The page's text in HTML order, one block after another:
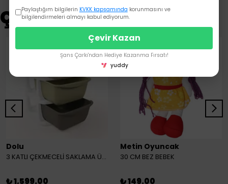
Çok Satanlar
Dolu
3 KATLI ÇEKMECELİ SAKLAMA ÜNİTESİ
₺ 1,599.00
Metin Oyuncak
30 CM BEZ BEBEK
₺ 149.00
Paylaştığım bilgilerin KVKK kapsamında korunmasını ve
bilgilendirmeleri almayı kabul ediyorum.
Çevir Kazan
Şans Çarkı'ndan Hediye Kazanma Fırsatı!
yuddy